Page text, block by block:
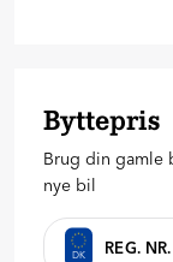
20%
Byttepris
Brug din gamle
nye bil
DK REG. NR.